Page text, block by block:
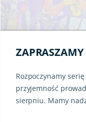
Rozpoczynamy
przyjemność
sierpniu. Mamy